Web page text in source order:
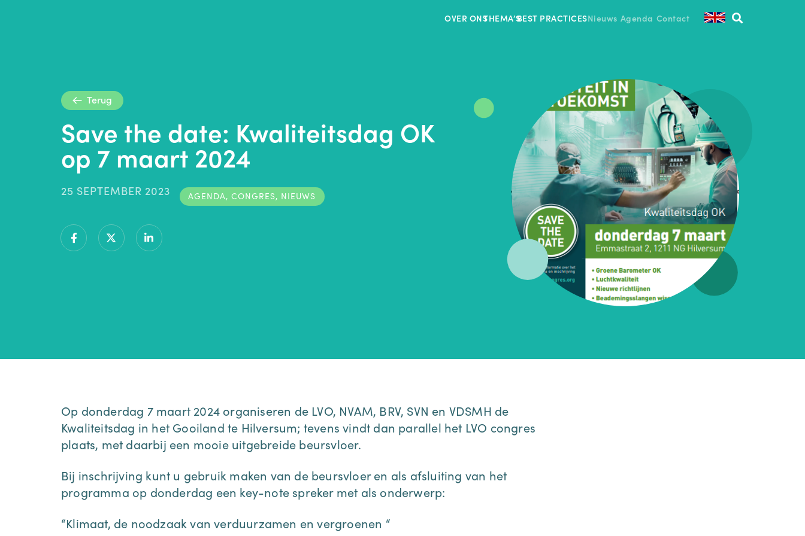
OVER ONSTHEMA’SBEST PRACTICESNieuws Agenda Contact
Terug
Save the date: Kwaliteitsdag OK
op 7 maart 2024
25 SEPTEMBER 2023 AGENDA,CONGRES, NIEUWS
Op donderdag 7 maart 2024 organiseren de LVO, NVAM, BRV, SVN en VDSMH de
Kwaliteitsdag in het Gooiland te Hilversum; tevens vindt dan parallel het LVO congres
plaats, met daarbij een mooie uitgebreide beursvloer.
Bij inschrijving kunt u gebruik maken van de beursvloer en als afsluiting van het
programma op donderdag een key-note spreker met als onderwerp:
“Klimaat, de noodzaak van verduurzamen en vergroenen “